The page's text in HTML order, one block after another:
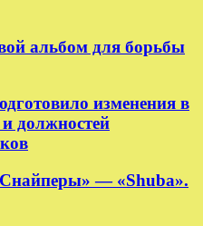
альбом для борьбы
изменения в
должностей
— «Shuba».